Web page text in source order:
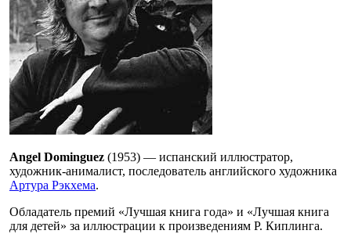
Angel Dominguez (1953) — испанский иллюстратор,
художник-анималист, последователь английского художника
Артура Рэкхема.
Обладатель премий «Лучшая книга года» и «Лучшая книга
для детей» за иллюстрации к произведениям Р. Киплинга.